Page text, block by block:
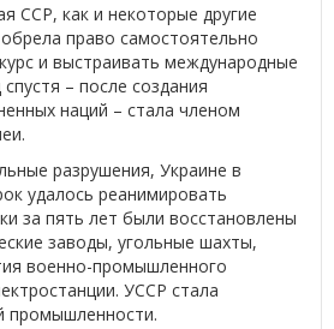
ССР, как и некоторые другие
право самостоятельно
и выстраивать международные
– после создания
наций – стала членом
разрушения, Украине в
удалось реанимировать
за пять лет были восстановлены
заводы, угольные шахты,
военно-промышленного
УССР стала
промышленности.